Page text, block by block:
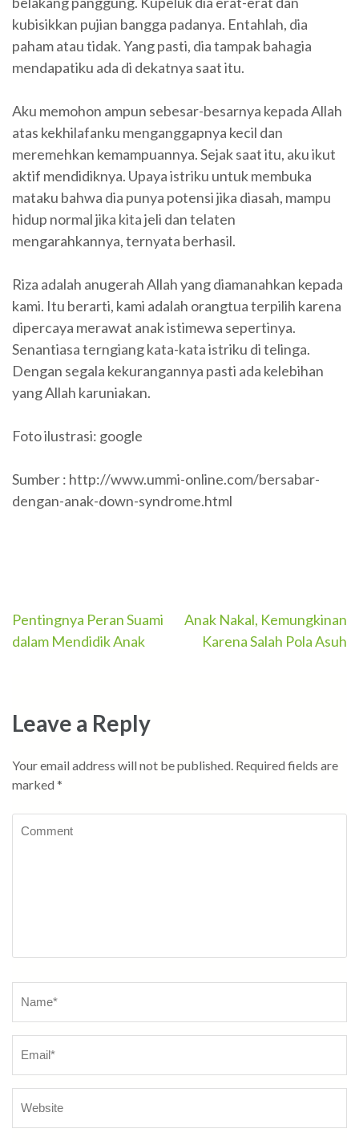
kubisikkan pujian bangga padanya. Entahlah, dia
paham atau tidak. Yang pasti, dia tampak bahagia
mendapatiku ada di dekatnya saat itu.
Aku memohon ampun sebesar-besarnya kepada Allah
atas kekhilafanku menganggapnya kecil dan
meremehkan kemampuannya. Sejak saat itu, aku ikut
aktif mendidiknya. Upaya istriku untuk membuka
mataku bahwa dia punya potensi jika diasah, mampu
hidup normal jika kita jeli dan telaten
mengarahkannya, ternyata berhasil.
Riza adalah anugerah Allah yang diamanahkan kepada
kami. Itu berarti, kami adalah orangtua terpilih karena
dipercaya merawat anak istimewa sepertinya.
Senantiasa terngiang kata-kata istriku di telinga.
Dengan segala kekurangannya pasti ada kelebihan
yang Allah karuniakan.
Foto ilustrasi: google
Sumber : http://www.ummi-online.com/bersabar-
dengan-anak-down-syndrome.html
Post
navigation
Pentingnya Peran Suami
dalam Mendidik Anak
Anak Nakal, Kemungkinan
Karena Salah Pola Asuh
Leave a Reply
Your email address will not be published. Required fields are
marked *